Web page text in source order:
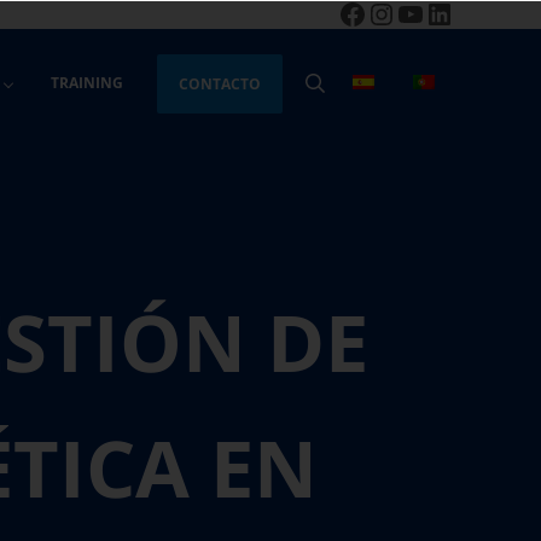
Facebook
Instagram
YouTube
LinkedIn
TRAINING CONTACTO BUSCAR
DE
EN